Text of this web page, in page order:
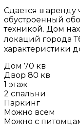
Сдается в
обустроенный
техникой. Дом
локаций города
характеристики
Дом 70 кв
Двор 80 кв
1 этаж
2 спальни
Паркинг
Можно всем
Можно с